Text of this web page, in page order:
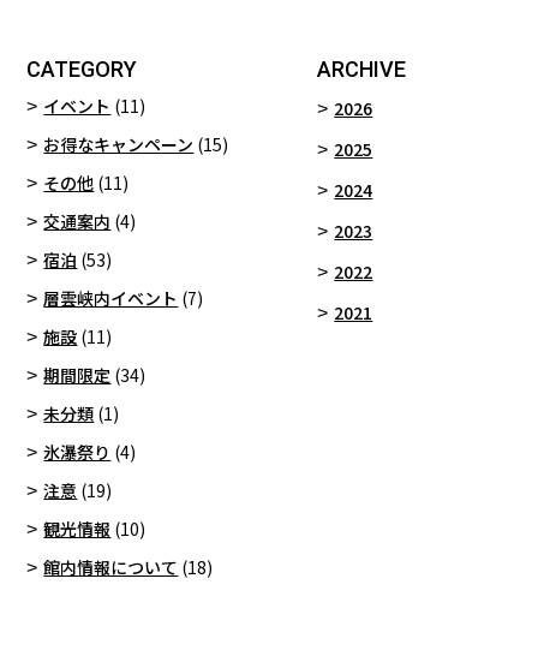
CATEGORY
イベント (11)
お得なキャンペーン (15)
その他 (11)
交通案内 (4)
宿泊 (53)
層雲峡内イベント (7)
施設 (11)
期間限定 (34)
未分類 (1)
氷瀑祭り (4)
注意 (19)
観光情報 (10)
館内情報について (18)
ARCHIVE
2026
2025
2024
2023
2022
2021